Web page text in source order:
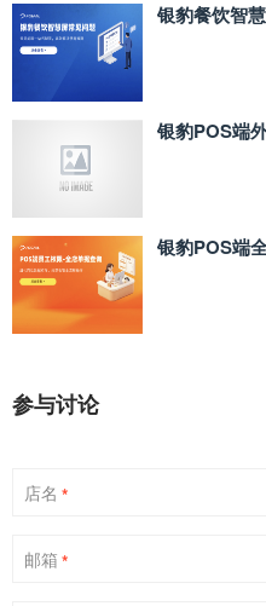
银豹餐饮智
银豹POS端
银豹POS端
参与讨论
店名 *
邮箱 *